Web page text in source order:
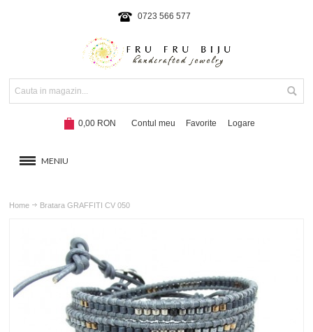
0723 566 577
0,00 RON Contul meu Favorite Logare
MENIU
BRATARI CU SNUR
NOUTATI 2024 Hot!
Home Bratara GRAFFITI CV 050